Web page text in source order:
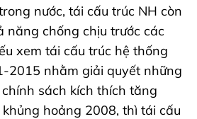
nước, tái cấu trúc NH còn
năng chống chịu trước các
xem tái cấu trúc hệ thống
2015 nhằm giải quyết những
chính sách kích thích tăng
hoảng 2008, thì tái cấu